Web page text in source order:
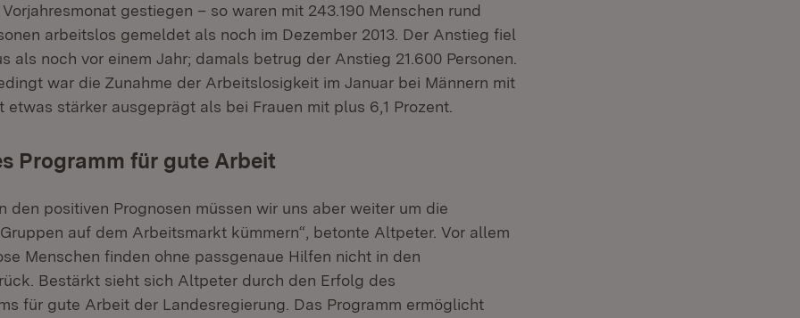
gestiegen – so waren mit 243.190 Menschen rund
arbeitslos gemeldet als noch im Dezember 2013. Der Anstieg fiel
als noch vor einem Jahr; damals betrug der Anstieg 21.600 Personen.
war die Zunahme der Arbeitslosigkeit im Januar bei Männern mit
etwas stärker ausgeprägt als bei Frauen mit plus 6,1 Prozent.
Programm für gute Arbeit
den positiven Prognosen müssen wir uns aber weiter um die
auf dem Arbeitsmarkt kümmern“, betonte Altpeter. Vor allem
Menschen finden ohne passgenaue Hilfen nicht in den
Bestärkt sieht sich Altpeter durch den Erfolg des
für gute Arbeit der Landesregierung. Das Programm ermöglicht